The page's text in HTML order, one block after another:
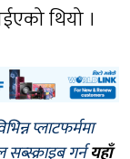
थियो ।
प्लाटफर्ममा